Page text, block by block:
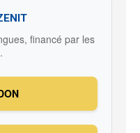
financé par les